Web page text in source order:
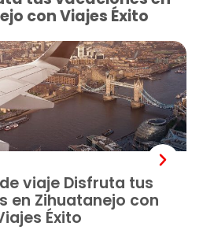
con Viajes Éxito
viaje Disfruta tus
en Zihuatanejo con
Éxito